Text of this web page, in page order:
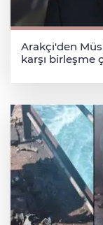
Arakçi'den
karşı birleşme